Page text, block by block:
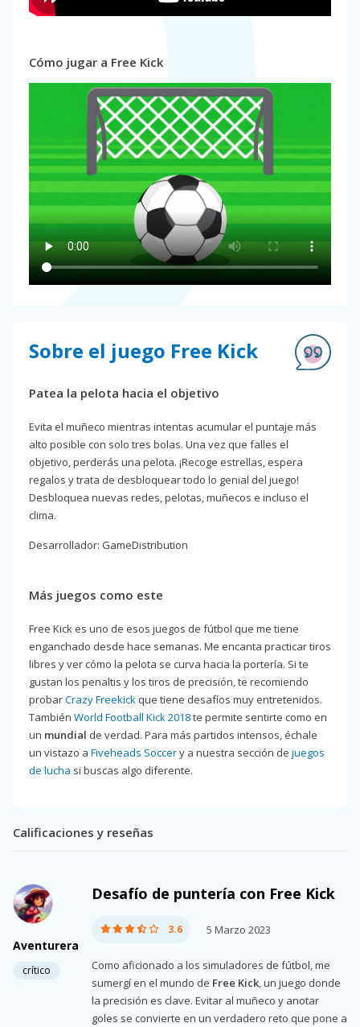
Cómo jugar a Free Kick
Sobre el juego Free Kick
Patea la pelota hacia el objetivo
Evita el muñeco mientras intentas acumular el puntaje más
alto posible con solo tres bolas. Una vez que falles el
objetivo, perderás una pelota. ¡Recoge estrellas, espera
regalos y trata de desbloquear todo lo genial del juego!
Desbloquea nuevas redes, pelotas, muñecos e incluso el
clima.
Desarrollador: GameDistribution
Más juegos como este
Free Kick es uno de esos juegos de fútbol que me tiene
enganchado desde hace semanas. Me encanta practicar tiros
libres y ver cómo la pelota se curva hacia la portería. Si te
gustan los penaltis y los tiros de precisión, te recomiendo
probarCrazy Freekick que tiene desafíos muy entretenidos.
También World Football Kick 2018te permite sentirte como en
un mundial de verdad. Para más partidos intensos, échale
un vistazo a Fiveheads Soccery a nuestra sección de juegos
de lucha si buscas algo diferente.
Calificaciones y reseñas
Aventurera
crítico
Desafío de puntería con Free Kick
3.6 5 Marzo 2023
Como aficionado a los simuladores de fútbol, me
sumergí en el mundo de Free Kick, un juego donde
la precisión es clave. Evitar al muñeco y anotar
goles se convierte en un verdadero reto que pone a